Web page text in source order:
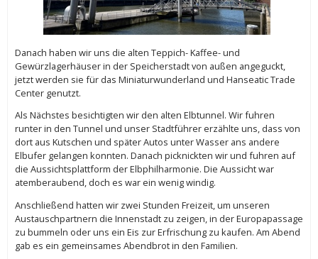
Danach haben wir uns die alten Teppich- Kaffee- und
Gewürzlagerhäuser in der Speicherstadt von außen angeguckt,
jetzt werden sie für das Miniaturwunderland und Hanseatic Trade
Center genutzt.
Als Nächstes besichtigten wir den alten Elbtunnel. Wir fuhren
runter in den Tunnel und unser Stadtführer erzählte uns, dass von
dort aus Kutschen und später Autos unter Wasser ans andere
Elbufer gelangen konnten. Danach picknickten wir und fuhren auf
die Aussichtsplattform der Elbphilharmonie. Die Aussicht war
atemberaubend, doch es war ein wenig windig.
Anschließend hatten wir zwei Stunden Freizeit, um unseren
Austauschpartnern die Innenstadt zu zeigen, in der Europapassage
zu bummeln oder uns ein Eis zur Erfrischung zu kaufen. Am Abend
gab es ein gemeinsames Abendbrot in den Familien.